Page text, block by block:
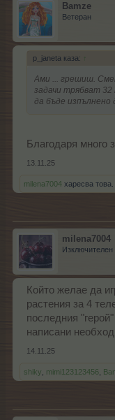
Bamze
Ветеран
p_janeta каза: ↑
Ами ... грешиш.
задачи трябват 32
да бъде изпълнено
Благодаря много
13.11.25
milena7004 харесва това.
milena7004
Изключителен
Който желае да
растения за 4
последния
написани
14.11.25
shiky mimi123123456